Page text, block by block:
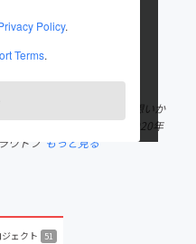
Policy.
Terms.
稿しています
商品をお届けしたいという想いか
事業を立ち上げました。 2020年
ウドフ もっと見る
ェクト 51